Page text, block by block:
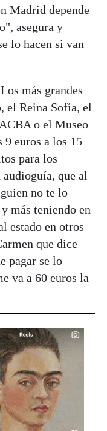
Madrid depende
asegura y
lo hacen si van
más grandes
el Reina Sofía, el
o el Museo
9 euros a los 15
para los
audioguía, que al
no te lo
más teniendo en
estado en otros
que dice
pagar se lo
va a 60 euros la